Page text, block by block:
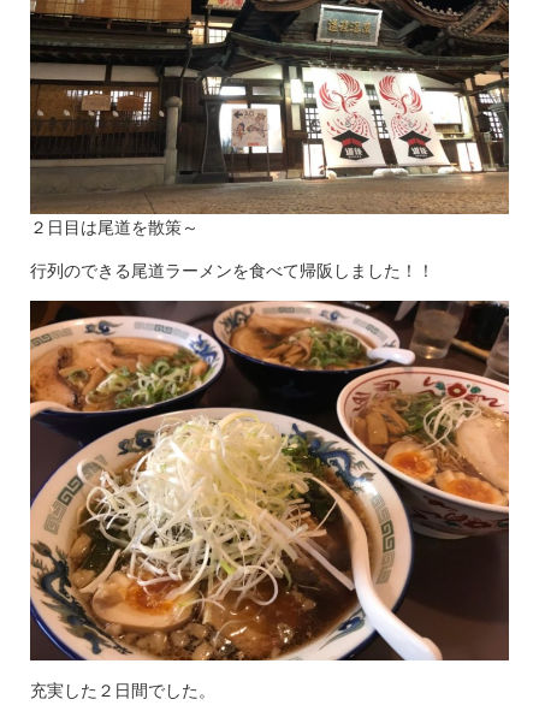
２日目は尾道を散策～
行列のできる尾道ラーメンを食べて帰阪しました！！
充実した２日間でした。